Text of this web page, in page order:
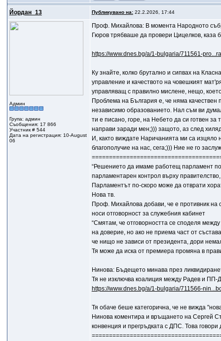
Йордан_13 Публикувано на:22.2.2026, 17:44
Админ
Група: админ
Съобщения: 17 866
Участник # 544
Дата на регистрация: 10-August
06
Проф. Михайлова: В момента Народното
Гюров трябваше да провери Цицелков, каза
https://www.dnes.bg/a/1-bulgaria/711561-
Ку знайте, колко брутално и сипвах на
управление и качеството на човешкият
управляващ с правилно мислене, нещо,
Проблема на България е, че няма качествен
независимо образованието. Нал съм ви
ти е писано, горе, на Небето да си готвен
направи заради мен;))) защото, аз след
И, както виждате Наричанията ми са изцяло
благополучие на нас, сега;))) Ние не го
“Решението да имаме работещ парламент
парламентарен контрол върху
Парламентът по-скоро може да отврати
Нова тв.
Проф. Михайлова добави, че е противник на
носи отговорност за служебния кабинет
“Смятам, че отговорността се споделя
на доверие, но ако не приема част от
че нищо не зависи от президента, дори
Тя може да иска от премиера промяна в
Нинова: Бъдещето минава през
Тя не изключва коалиция между Радев и ПП-
https://www.dnes.bg/a/1-bulgaria/711566-
Тя обаче беше категорична, че не вижда
Нинова коментира и връщането на Сергей
конвенция и прегръдката с ДПС. Това